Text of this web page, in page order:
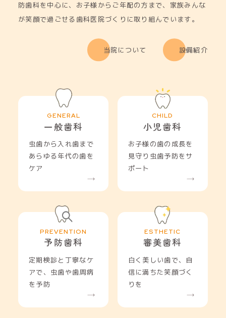
防歯科を中心に、お子様からご年配の方まで、家族みんな
が笑顔で過ごせる歯科医院づくりに取り組んでいます。
当院について 設備紹介
一般歯科
虫歯から入れ歯まで
あらゆる年代の歯を
ケア
小児歯科
お子様の歯の成長を
見守り虫歯予防をサ
ポート
予防歯科
定期検診と丁寧なケ
アで、虫歯や歯周病
を予防
審美歯科
白く美しい歯で、自
信に満ちた笑顔づく
りを